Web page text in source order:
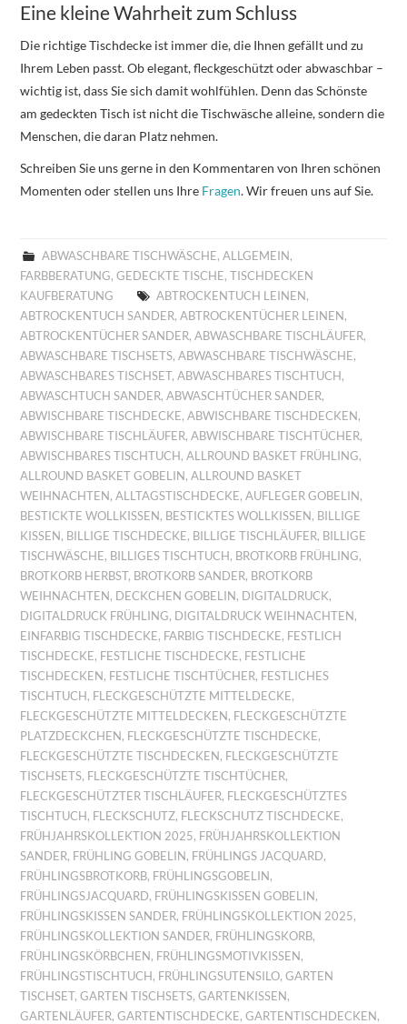
Eine kleine Wahrheit zum Schluss
Die richtige Tischdecke ist immer die, die Ihnen gefällt und zu
Ihrem Leben passt. Ob elegant, fleckgeschützt oder abwaschbar –
wichtig ist, dass Sie sich damit wohlfühlen. Denn das Schönste
am gedeckten Tisch ist nicht die Tischwäsche alleine, sondern die
Menschen, die daran Platz nehmen.
Schreiben Sie uns gerne in den Kommentaren von Ihren schönen
Momenten oder stellen uns Ihre Fragen. Wir freuen uns auf Sie.
ABWASCHBARE TISCHWÄSCHE, ALLGEMEIN,
FARBBERATUNG,GEDECKTE TISCHE,TISCHDECKEN
KAUFBERATUNG
ABTROCKENTUCH LEINEN,
ABTROCKENTUCH SANDER,ABTROCKENTÜCHER LEINEN,
ABTROCKENTÜCHER SANDER,ABWASCHBARE TISCHLÄUFER,
ABWASCHBARE TISCHSETS,ABWASCHBARE TISCHWÄSCHE,
ABWASCHBARES TISCHSET,ABWASCHBARES TISCHTUCH,
ABWASCHTUCH SANDER,ABWASCHTÜCHER SANDER,
ABWISCHBARE TISCHDECKE,ABWISCHBARE TISCHDECKEN,
ABWISCHBARE TISCHLÄUFER,ABWISCHBARE TISCHTÜCHER,
ABWISCHBARES TISCHTUCH,ALLROUND BASKET FRÜHLING,
ALLROUND BASKET GOBELIN,ALLROUND BASKET
WEIHNACHTEN,ALLTAGSTISCHDECKE,AUFLEGER GOBELIN,
BESTICKTE WOLLKISSEN, BESTICKTES WOLLKISSEN, BILLIGE
KISSEN, BILLIGE TISCHDECKE, BILLIGE TISCHLÄUFER, BILLIGE
TISCHWÄSCHE, BILLIGES TISCHTUCH, BROTKORB FRÜHLING,
BROTKORB HERBST, BROTKORB SANDER, BROTKORB
WEIHNACHTEN, DECKCHEN GOBELIN, DIGITALDRUCK,
DIGITALDRUCK FRÜHLING, DIGITALDRUCK WEIHNACHTEN,
EINFARBIG TISCHDECKE, FARBIG TISCHDECKE, FESTLICH
TISCHDECKE, FESTLICHE TISCHDECKE, FESTLICHE
TISCHDECKEN, FESTLICHE TISCHTÜCHER, FESTLICHES
TISCHTUCH, FLECKGESCHÜTZTE MITTELDECKE,
FLECKGESCHÜTZTE MITTELDECKEN, FLECKGESCHÜTZTE
PLATZDECKCHEN, FLECKGESCHÜTZTE TISCHDECKE,
FLECKGESCHÜTZTE TISCHDECKEN, FLECKGESCHÜTZTE
TISCHSETS, FLECKGESCHÜTZTE TISCHTÜCHER,
FLECKGESCHÜTZTER TISCHLÄUFER, FLECKGESCHÜTZTES
TISCHTUCH, FLECKSCHUTZ, FLECKSCHUTZ TISCHDECKE,
FRÜHJAHRSKOLLEKTION 2025, FRÜHJAHRSKOLLEKTION
SANDER, FRÜHLING GOBELIN, FRÜHLINGS JACQUARD,
FRÜHLINGSBROTKORB, FRÜHLINGSGOBELIN,
FRÜHLINGSJACQUARD, FRÜHLINGSKISSEN GOBELIN,
FRÜHLINGSKISSEN SANDER, FRÜHLINGSKOLLEKTION 2025,
FRÜHLINGSKOLLEKTION SANDER, FRÜHLINGSKORB,
FRÜHLINGSKÖRBCHEN, FRÜHLINGSMOTIVKISSEN,
FRÜHLINGSTISCHTUCH, FRÜHLINGSUTENSILO,GARTEN
TISCHSET,GARTEN TISCHSETS,GARTENKISSEN,
GARTENLÄUFER,GARTENTISCHDECKE,GARTENTISCHDECKEN,